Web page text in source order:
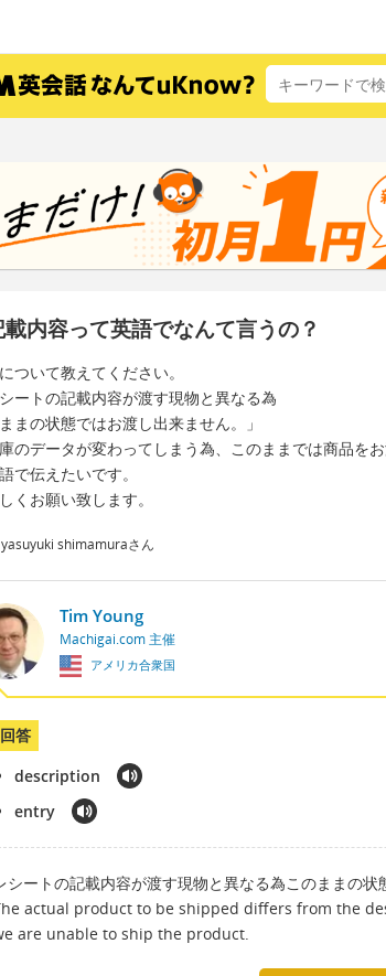
載内容って英語でなんて言うの？
ついて教えてください。
シートの記載内容が渡す現物と異なる為
まの状態ではお渡し出来ません。」
庫のデータが変わってしまう為、このままでは商品を
で伝えたいです。
くお願い致します。
yasuyuki shimamuraさん
Tim Young
Machigai.com 主催
アメリカ合衆国
回答
description
entry
シートの記載内容が渡す現物と異なる為このままの状
actual product to be shipped differs from the
are unable to ship the product.